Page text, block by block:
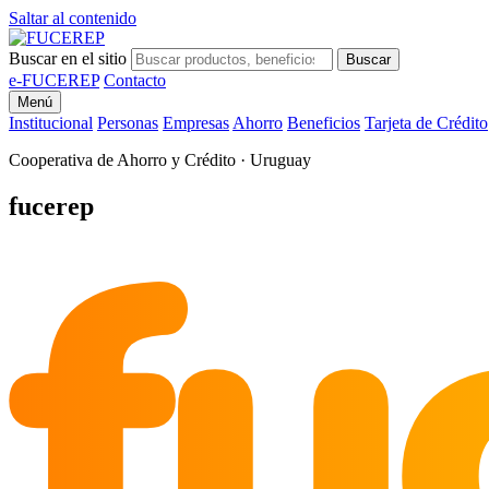
Saltar al contenido
Buscar en el sitio Buscar
e-FUCEREP Contacto
Menú
Institucional Personas Empresas Ahorro Beneficios Tarjeta de Crédito
Cooperativa de Ahorro y Crédito · Uruguay
fucerep